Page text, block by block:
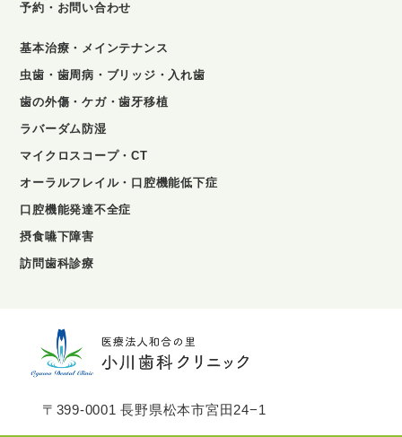
予約・お問い合わせ
基本治療・メインテナンス
虫歯・歯周病・ブリッジ・入れ歯
歯の外傷・ケガ・歯牙移植
ラバーダム防湿
マイクロスコープ・CT
オーラルフレイル・口腔機能低下症
口腔機能発達不全症
摂食嚥下障害
訪問歯科診療
〒399-0001 長野県松本市宮田24−1